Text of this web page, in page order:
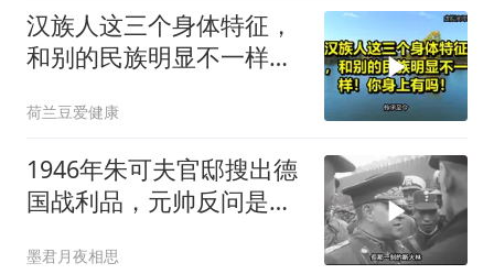
汉族人这三个身体特征，
和别的民族明显不一样！
荷兰豆爱健康
1946年朱可夫官邸搜出德
国战利品，元帅反问是否
墨君月夜相思